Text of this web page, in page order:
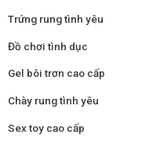
Trứng rung tình yêu
Đồ chơi tình dục
Gel bôi trơn cao cấp
Chày rung tình yêu
Sex toy cao cấp